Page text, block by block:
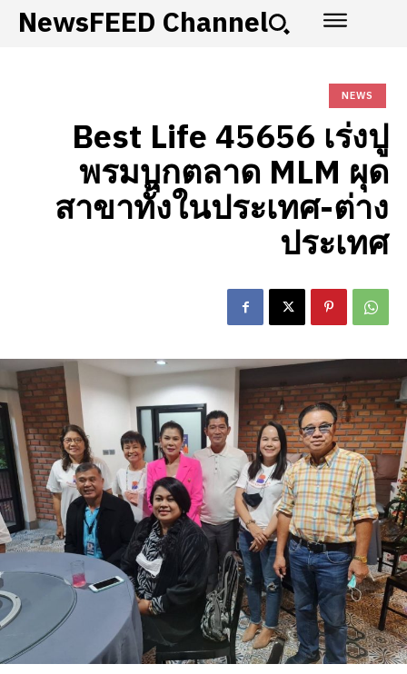
NewsFEED Channel
NEWS
Best Life 45656 เร่งปู
พรมบุกตลาด MLM ผุด
สาขาทั้งในประเทศ-ต่าง
ประเทศ